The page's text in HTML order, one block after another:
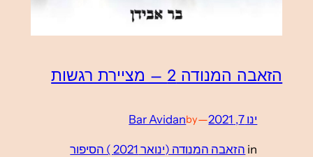
הזאבה המנודה 2 – מציירת רגשות
ינו 7, 2021 —
by
Bar Avidan
in
הזאבה המנודה (ינואר 2021 ) הסיפור